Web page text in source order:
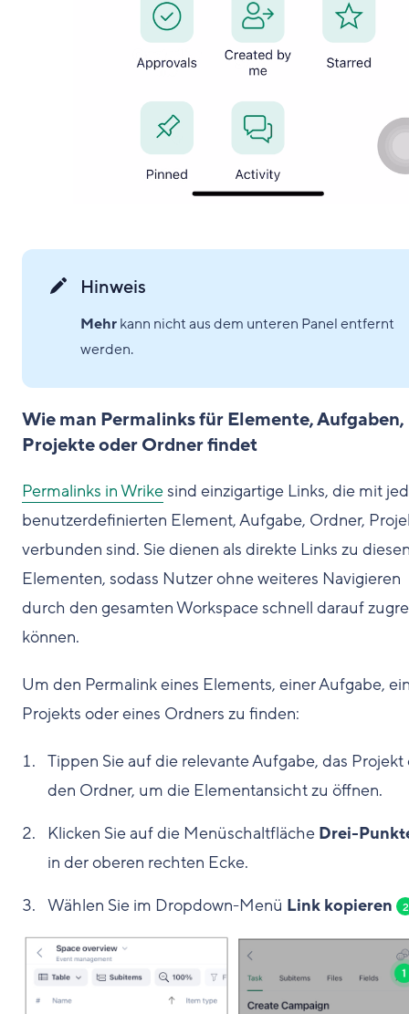
Hinweis
Mehrkann nicht aus dem unteren Panel entfernt
werden.
Wie man Permalinks für Elemente, Aufgaben,
Projekte oder Ordner findet
Permalinks in Wrikesind einzigartige Links, die mit
benutzerdefinierten Element, Aufgabe, Ordner,
verbunden sind. Sie dienen als direkte Links zu
Elementen, sodass Nutzer ohne weiteres Navigieren
durch den gesamten Workspace schnell darauf
können.
Um den Permalink eines Elements, einer Aufgabe,
Projekts oder eines Ordners zu finden:
Tippen Sie auf die relevante Aufgabe, das Projekt
den Ordner, um die Elementansicht zu öffnen.
Klicken Sie auf die Menüschaltfläche Drei-
in der oberen rechten Ecke.
Wählen Sie im Dropdown-Menü Link kopieren 2